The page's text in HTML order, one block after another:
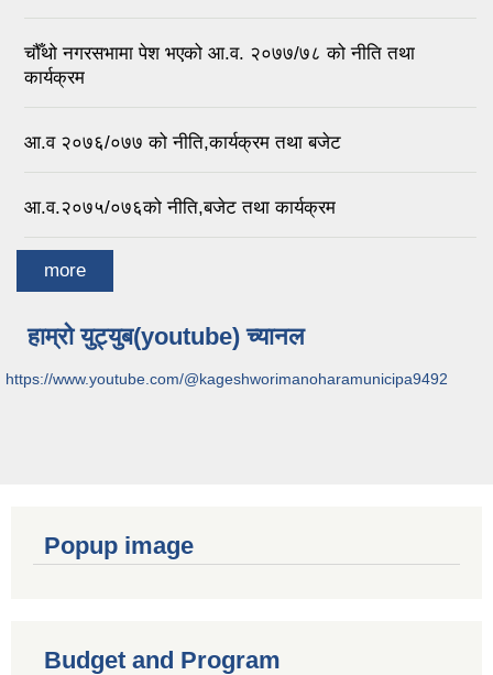
चौँथो नगरसभामा पेश भएको आ.व. २०७७/७८ को नीति तथा
कार्यक्रम
आ.व २०७६/०७७ को नीति,कार्यक्रम तथा बजेट
आ.व.२०७५/०७६को नीति,बजेट तथा कार्यक्रम
more
हाम्रो युट्युब(youtube) च्यानल
https://www.youtube.com/@kageshworimanoharamunicipa9492
Popup image
Budget and Program